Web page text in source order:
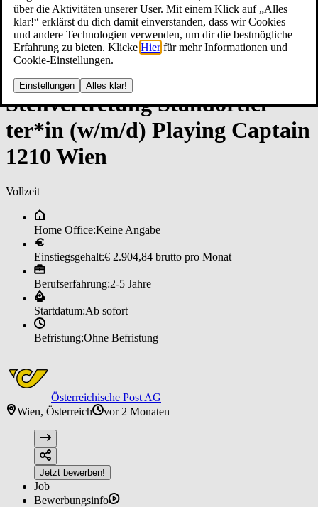
über die Aktivitäten unserer User. Mit einem Klick auf „Alles
klar!“ erklärst du dich damit einverstanden, dass wir Cookies
und andere Technologien verwenden, um dir die bestmögliche
Erfahrung zu bieten. Klicke Hier für mehr Informationen und
Cookie-Einstellungen.
Einstellungen Alles klar!
Stell­ver­tre­tun­g ­Stand­ort­lei­
ter*in (w/m/d) ­Play­in­g ­Cap­tain
1210 Wi­en
Vollzeit
Home Office:Keine Angabe
Einstiegsgehalt:€ 2.904,84 brutto pro Monat
Berufserfahrung:2-5 Jahre
Startdatum:Ab sofort
Befristung:Ohne Befristung
Österreichische Post AG
Wien, Österreich
vor 2 Monaten
Jetzt bewerben!
Job
Bewerbungsinfo